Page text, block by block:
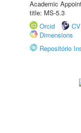
Academic
title: MS-5.3
Orcid
Dimensions
Repositório